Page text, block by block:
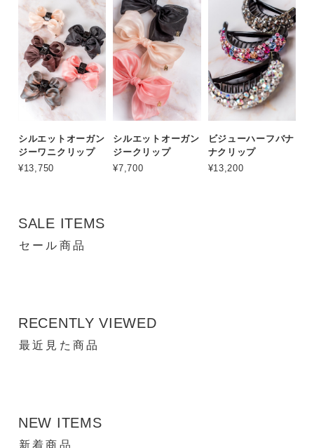
シルエットオーガン
ジーワニクリップ
¥13,750
シルエットオーガン
ジークリップ
¥7,700
ビジューハーフバナ
ナクリップ
¥13,200
SALE ITEMS
セール商品
RECENTLY VIEWED
最近見た商品
NEW ITEMS
新着商品